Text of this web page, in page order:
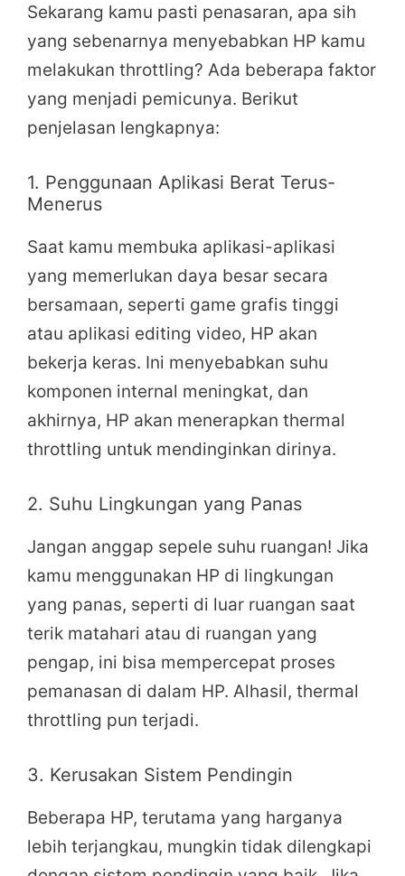
Sekarang kamu pasti penasaran, apa sih
yang sebenarnya menyebabkan HP kamu
melakukan throttling? Ada beberapa faktor
yang menjadi pemicunya. Berikut
penjelasan lengkapnya:
1. Penggunaan Aplikasi Berat Terus-
Menerus
Saat kamu membuka aplikasi-aplikasi
yang memerlukan daya besar secara
bersamaan, seperti game grafis tinggi
atau aplikasi editing video, HP akan
bekerja keras. Ini menyebabkan suhu
komponen internal meningkat, dan
akhirnya, HP akan menerapkan thermal
throttling untuk mendinginkan dirinya.
2. Suhu Lingkungan yang Panas
Jangan anggap sepele suhu ruangan! Jika
kamu menggunakan HP di lingkungan
yang panas, seperti di luar ruangan saat
terik matahari atau di ruangan yang
pengap, ini bisa mempercepat proses
pemanasan di dalam HP. Alhasil, thermal
throttling pun terjadi.
3. Kerusakan Sistem Pendingin
Beberapa HP, terutama yang harganya
lebih terjangkau, mungkin tidak dilengkapi